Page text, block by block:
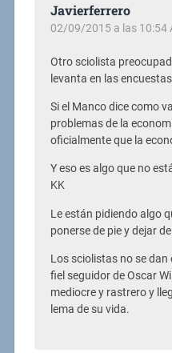
Javierferrero
02/09/2015 a las 10:54
Otro sciolista
levanta en las encuestas
Si el Manco dice como
problemas de la
oficialmente que la
Y eso es algo que no
KK
Le están pidiendo algo
ponerse de pie y dejar
Los sciolistas no se dan
fiel seguidor de Oscar
mediocre y rastrero y
lema de su vida.